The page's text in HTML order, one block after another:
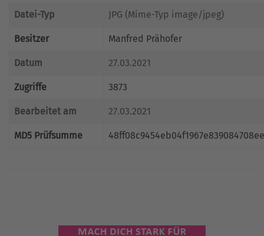
Datei-Typ JPG (Mime-Typ image/jpeg)
Besitzer Manfred Prähofer
Datum 27.03.2021
Zugriffe 3873
Bearbeitet am 27.03.2021
MD5 Prüfsumme 48ff08c9454eb04f1967e839084708ee